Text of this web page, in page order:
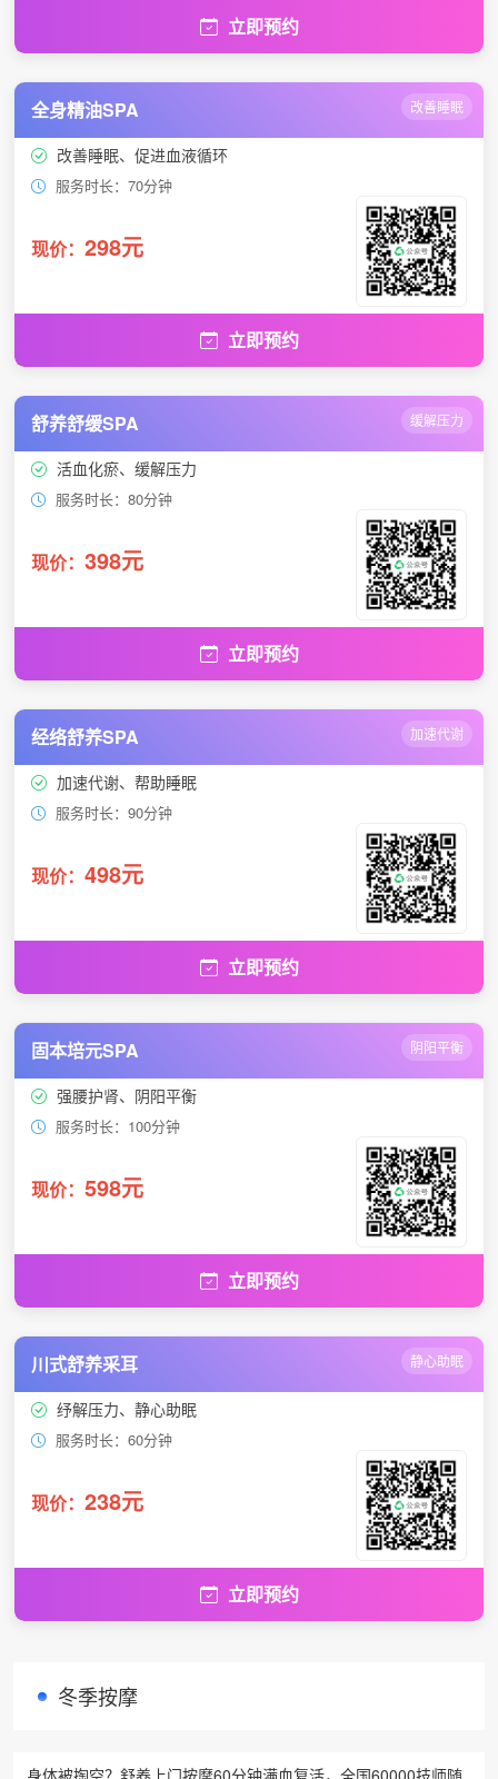
立即预约
全身精油SPA 改善睡眠
改善睡眠、促进血液循环
服务时长：70分钟
现价： 298元
立即预约
舒养舒缓SPA 缓解压力
活血化瘀、缓解压力
服务时长：80分钟
现价： 398元
立即预约
经络舒养SPA 加速代谢
加速代谢、帮助睡眠
服务时长：90分钟
现价： 498元
立即预约
固本培元SPA 阴阳平衡
强腰护肾、阴阳平衡
服务时长：100分钟
现价： 598元
立即预约
川式舒养采耳 静心助眠
纾解压力、静心助眠
服务时长：60分钟
现价： 238元
立即预约
冬季按摩
身体被掏空？舒养上门按摩60分钟满血复活，全国60000技师随